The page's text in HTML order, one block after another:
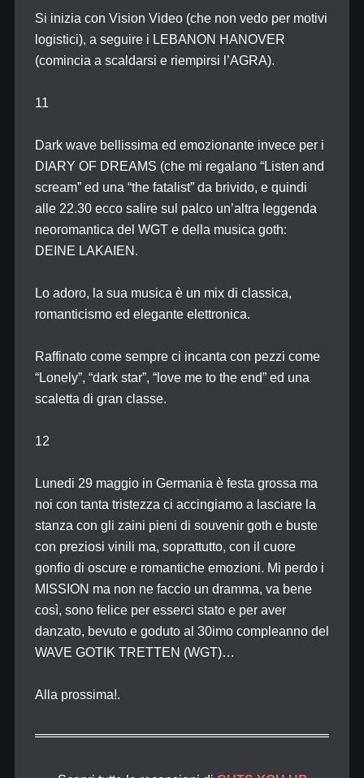
Si inizia con Vision Video (che non vedo per motivi
logistici), a seguire i LEBANON HANOVER
(comincia a scaldarsi e riempirsi l’AGRA).
11
Dark wave bellissima ed emozionante invece per i
DIARY OF DREAMS (che mi regalano “Listen and
scream” ed una “the fatalist” da brivido, e quindi
alle 22.30 ecco salire sul palco un’altra leggenda
neoromantica del WGT e della musica goth:
DEINE LAKAIEN.
Lo adoro, la sua musica è un mix di classica,
romanticismo ed elegante elettronica.
Raffinato come sempre ci incanta con pezzi come
“Lonely”, “dark star”, “love me to the end” ed una
scaletta di gran classe.
12
Lunedi 29 maggio in Germania è festa grossa ma
noi con tanta tristezza ci accingiamo a lasciare la
stanza con gli zaini pieni di souvenir goth e buste
con preziosi vinili ma, soprattutto, con il cuore
gonfio di oscure e romantiche emozioni. Mi perdo i
MISSION ma non ne faccio un dramma, va bene
così, sono felice per esserci stato e per aver
danzato, bevuto e goduto al 30imo compleanno del
WAVE GOTIK TRETTEN (WGT)…
Alla prossima!.